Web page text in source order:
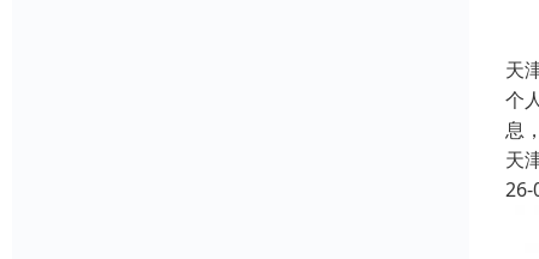
天
个
息
天
26-